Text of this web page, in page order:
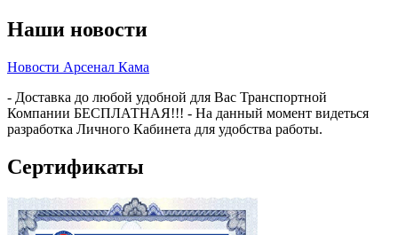
Наши новости
Новости Арсенал Кама
- Доставка до любой удобной для Вас Транспортной
Компании БЕСПЛАТНАЯ!!! - На данный момент видеться
разработка Личного Кабинета для удобства работы.
Сертификаты